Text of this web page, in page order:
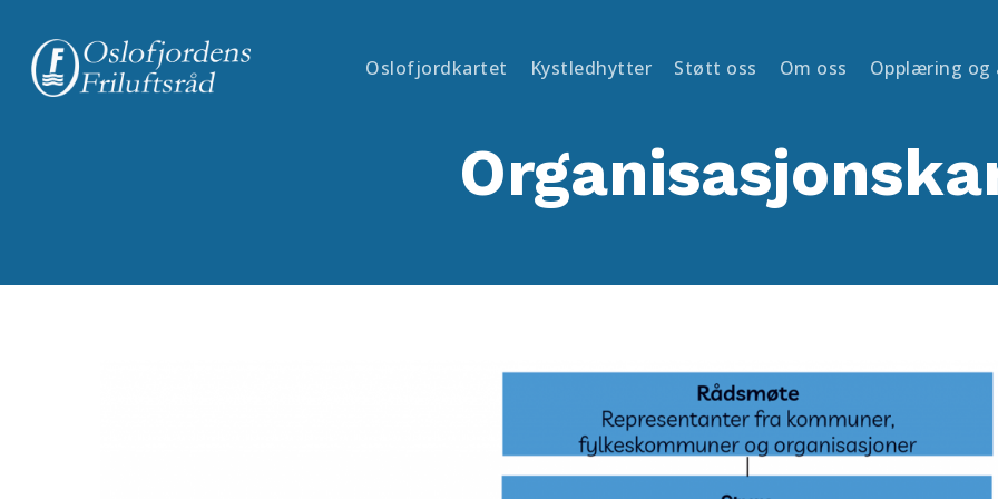
main
content
Oslofjordkartet Kystledhytter Støtt oss Om oss Opplæring og